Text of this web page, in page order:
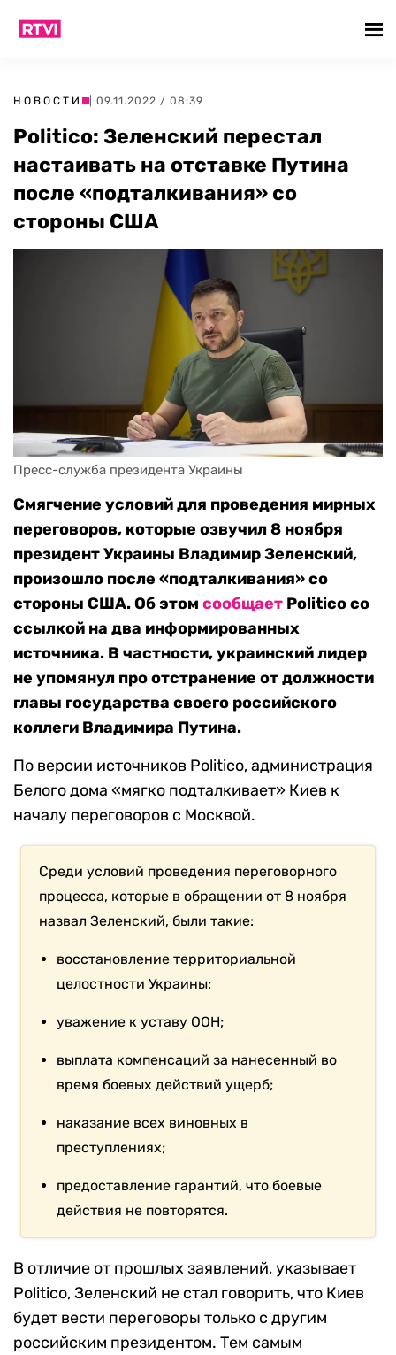
НОВОСТИ | 09.11.2022 / 08:39
Politico: Зеленский перестал
настаивать на отставке Путина
после «подталкивания» со
стороны США
Пресс-служба президента Украины
Смягчение условий для проведения мирных
переговоров, которые озвучил 8 ноября
президент Украины Владимир Зеленский,
произошло после «подталкивания» со
стороны США. Об этом сообщает Politico со
ссылкой на два информированных
источника. В частности, украинский лидер
не упомянул про отстранение от должности
главы государства своего российского
коллеги Владимира Путина.
По версии источников Politico, администрация
Белого дома «мягко подталкивает» Киев к
началу переговоров с Москвой.
Среди условий проведения переговорного
процесса, которые в обращении от 8 ноября
назвал Зеленский, были такие:
восстановление территориальной
целостности Украины;
уважение к уставу ООН;
выплата компенсаций за нанесенный во
время боевых действий ущерб;
наказание всех виновных в
преступлениях;
предоставление гарантий, что боевые
действия не повторятся.
В отличие от прошлых заявлений, указывает
Politico, Зеленский не стал говорить, что Киев
будет вести переговоры только с другим
российским президентом. Тем самым